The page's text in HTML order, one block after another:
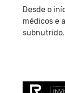
Desde o
médicos e
subnutrido.